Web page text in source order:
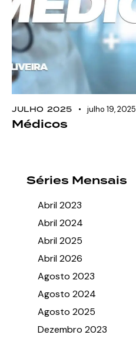
JULHO 2025 julho 19, 2025
Médicos
Séries Mensais
Abril 2023
Abril 2024
Abril 2025
Abril 2026
Agosto 2023
Agosto 2024
Agosto 2025
Dezembro 2023